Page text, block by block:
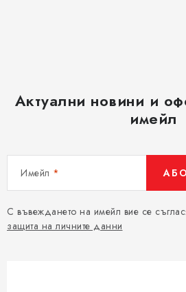
Актуални новини и
имейл
Имейл
С въвеждането на имейл вие се
защита на личните данни